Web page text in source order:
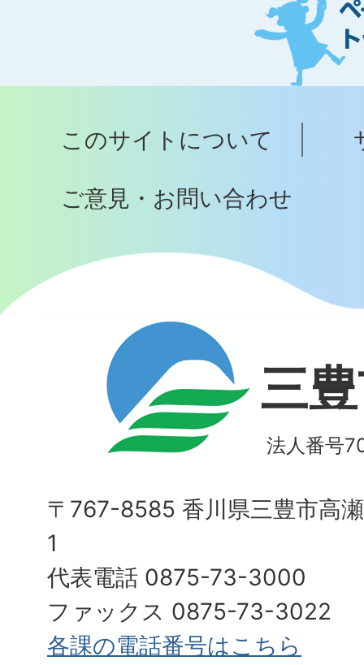
ジ
ト
ッ
へ
このサイトについて
ご意見・お問い合わせ
三
法人番号
〒767-8585 香川県三豊市高
1
代表電話 0875-73-3000
ファックス 0875-73-3022
各課の電話番号はこちら